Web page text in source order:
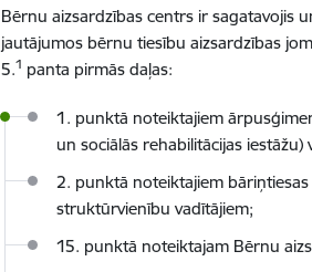
Bērnu aizsardzības centrs ir sagatavojis
jautājumos bērnu tiesību aizsardzības
5.1 panta pirmās daļas:
1. punktā noteiktajiem
un sociālās rehabilitācijas iestāžu)
2. punktā noteiktajiem
struktūrvienību vadītājiem;
15. punktā noteiktajam Bērnu